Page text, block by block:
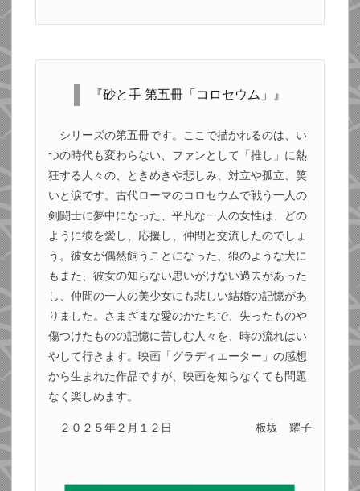
『砂と手 第五冊「コロセウム」』
シリーズの第五冊です。ここで描かれるのは、い
つの時代も変わらない、ファンとして「推し」に熱
狂する人々の、ときめきや悲しみ、対立や孤立、笑
いと涙です。古代ローマのコロセウムで戦う一人の
剣闘士に夢中になった、平凡な一人の女性は、どの
ように彼を愛し、応援し、仲間と交流したのでしょ
う。彼女が偶然飼うことになった、狼のような犬に
もまた、彼女の知らない思いがけない過去があった
し、仲間の一人の美少女にも悲しい結婚の記憶があ
りました。さまざまな愛のかたちで、失ったものや
傷つけたものの記憶に苦しむ人々を、時の流れはい
やして行きます。映画「グラディエーター」の感想
から生まれた作品ですが、映画を知らなくても問題
なく楽しめます。
２０２５年２月１２日 板坂 耀子